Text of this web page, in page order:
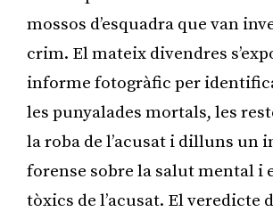
mossos d’esquadra que van
crim. El mateix divendres
informe fotogràfic per
les punyalades mortals, les
la roba de l’acusat i dilluns un
forense sobre la salut mental i
tòxics de l’acusat. El veredicte